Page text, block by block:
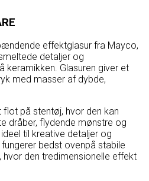
effektglasur fra Mayco,
detaljer og
keramikken. Glasuren giver et
med masser af dybde,
på stentøj, hvor den kan
dråber, flydende mønstre og
til kreative detaljer og
bedst ovenpå stabile
hvor den tredimensionelle effekt